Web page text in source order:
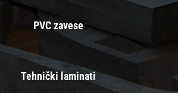
PVC zavese
Tehnički laminati